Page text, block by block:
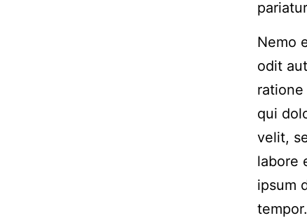
Nemo
odit
qui
velit,
labore
ipsum